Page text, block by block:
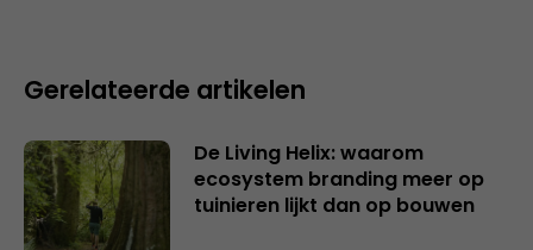
Gerelateerde artikelen
De Living Helix: waarom
ecosystem branding meer op
tuinieren lijkt dan op bouwen